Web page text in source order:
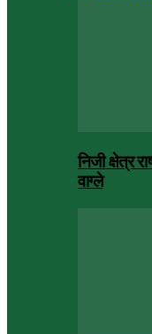
निजी क्षेत्र
वाग्ले